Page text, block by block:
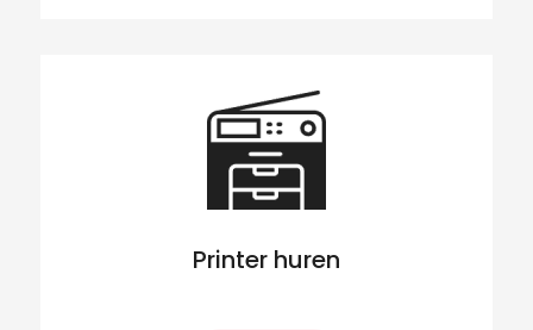
Printer huren